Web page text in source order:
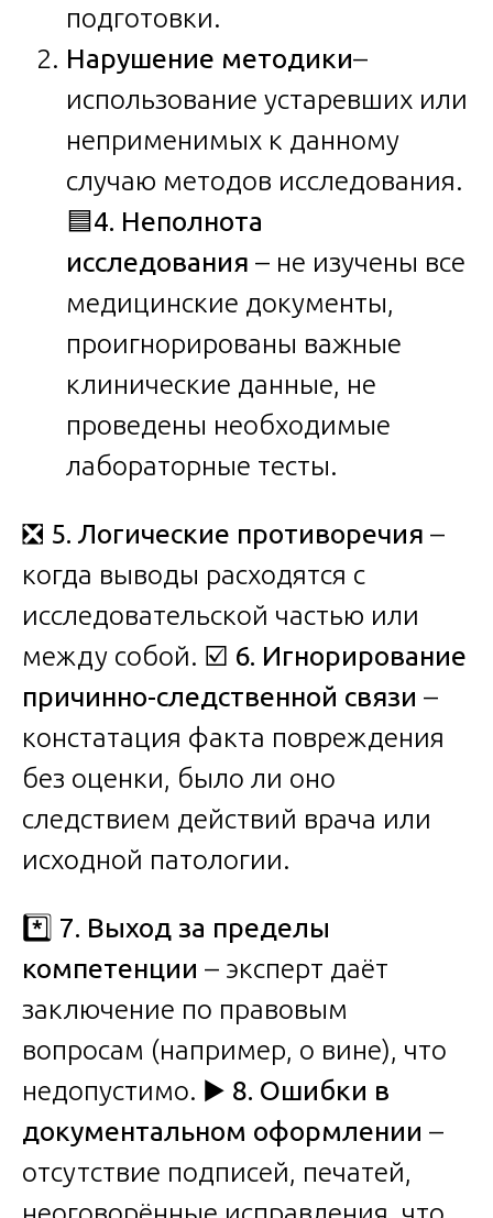
подготовки.
Нарушение методики–
использование устаревших или
неприменимых к данному
случаю методов исследования.
🟦4. Неполнота
исследования – не изучены все
медицинские документы,
проигнорированы важные
клинические данные, не
проведены необходимые
лабораторные тесты.
❎ 5. Логические противоречия –
когда выводы расходятся с
исследовательской частью или
между собой. ☑️ 6. Игнорирование
причинно-следственной связи –
констатация факта повреждения
без оценки, было ли оно
следствием действий врача или
исходной патологии.
*️⃣ 7. Выход за пределы
компетенции – эксперт даёт
заключение по правовым
вопросам (например, о вине), что
недопустимо. ▶️ 8. Ошибки в
документальном оформлении –
отсутствие подписей, печатей,